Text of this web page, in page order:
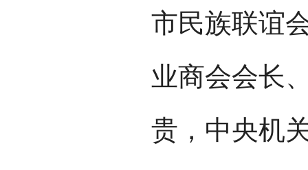
市民族联谊
业商会会长
贵，中央机